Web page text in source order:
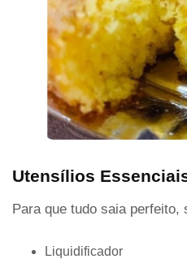
Utensílios
Para que tudo saia perfeito,
Liquidificador